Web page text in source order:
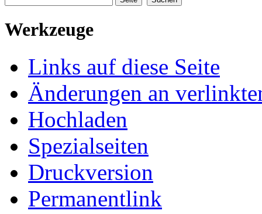
Werkzeuge
Links auf diese Seite
Änderungen an
Hochladen
Spezialseiten
Druckversion
Permanentlink